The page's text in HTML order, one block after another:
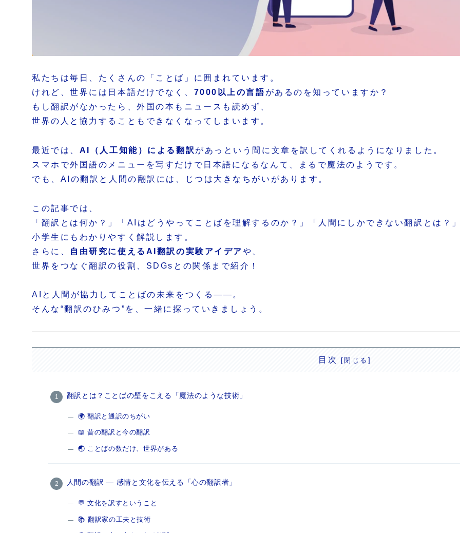
私たちは毎日、たくさんの「ことば」に囲まれています。
けれど、世界には日本語だけでなく、 7000以上の言語があるのを知っていますか？
もし翻訳がなかったら、外国の本もニュースも読めず、
世界の人と協力することもできなくなってしまいます。
最近では、 AI（人工知能）による翻訳 があっという間に文章を訳してくれるようになりました。
スマホで外国語のメニューを写すだけで日本語になるなんて、まるで魔法のようです。
でも、AIの翻訳と人間の翻訳には、じつは大きなちがいがあります。
この記事では、
「翻訳とは何か？」「AIはどうやってことばを理解するのか？」「人間にしかできない翻訳とは？
小学生にもわかりやすく解説します。
さらに、
自由研究に使えるAI翻訳の実験アイデアや、
世界をつなぐ翻訳の役割、SDGsとの関係まで紹介！
AIと人間が協力してことばの未来をつくる――。
そんな“翻訳のひみつ”を、一緒に探っていきましょう。
目次
翻訳とは？ことばの壁をこえる「魔法のような技術」
🌍 翻訳と通訳のちがい
📖 昔の翻訳と今の翻訳
🌏 ことばの数だけ、世界がある
人間の翻訳 ― 感情と文化を伝える「心の翻訳者」
💬 文化を訳すということ
📚 翻訳家の工夫と技術